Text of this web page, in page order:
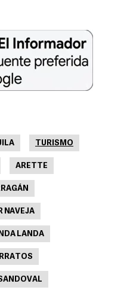
TURISMO
ARETTE
NAVEJA
LANDA